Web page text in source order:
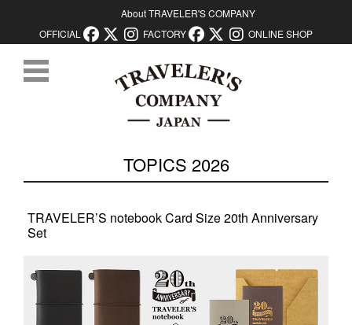
About TRAVELER'S COMPANY
OFFICIAL
FACTORY ONLINE SHOP
TOPICS 2026
TRAVELER’S notebook Card Size 20th Anniversary
Set